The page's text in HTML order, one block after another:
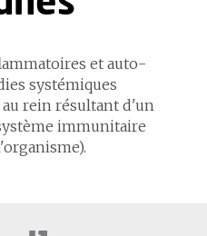
et auto-
systémiques
au rein résultant d'un
immunitaire